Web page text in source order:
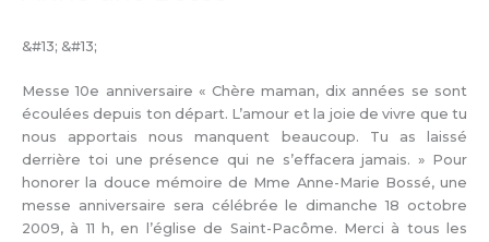
&#13; &#13;
Messe 10e anniversaire « Chère maman, dix années se sont
écoulées depuis ton départ. L’amour et la joie de vivre que tu
nous apportais nous manquent beaucoup. Tu as laissé
derrière toi une présence qui ne s’effacera jamais. » Pour
honorer la douce mémoire de Mme Anne-Marie Bossé, une
messe anniversaire sera célébrée le dimanche 18 octobre
2009, à 11 h, en l’église de Saint-Pacôme. Merci à tous les